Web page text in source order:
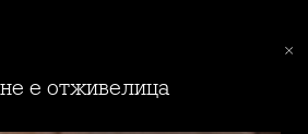
не е отживелица